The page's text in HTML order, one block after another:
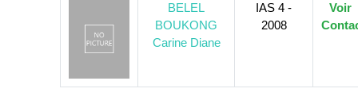
BELEL
BOUKONG
Carine Diane
IAS 4 -
2008
Voir